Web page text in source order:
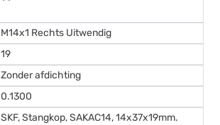
M14x1 Rechts Uitwendig
19
Zonder afdichting
0.1300
SKF, Stangkop, SAKAC14, 14x37x19mm.